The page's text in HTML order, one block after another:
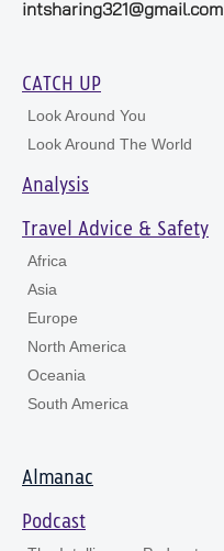
intsharing321@gmail.com
CATCH UP
Look Around You
Look Around The World
Analysis
Travel Advice & Safety
Africa
Asia
Europe
North America
Oceania
South America
Almanac
Podcast